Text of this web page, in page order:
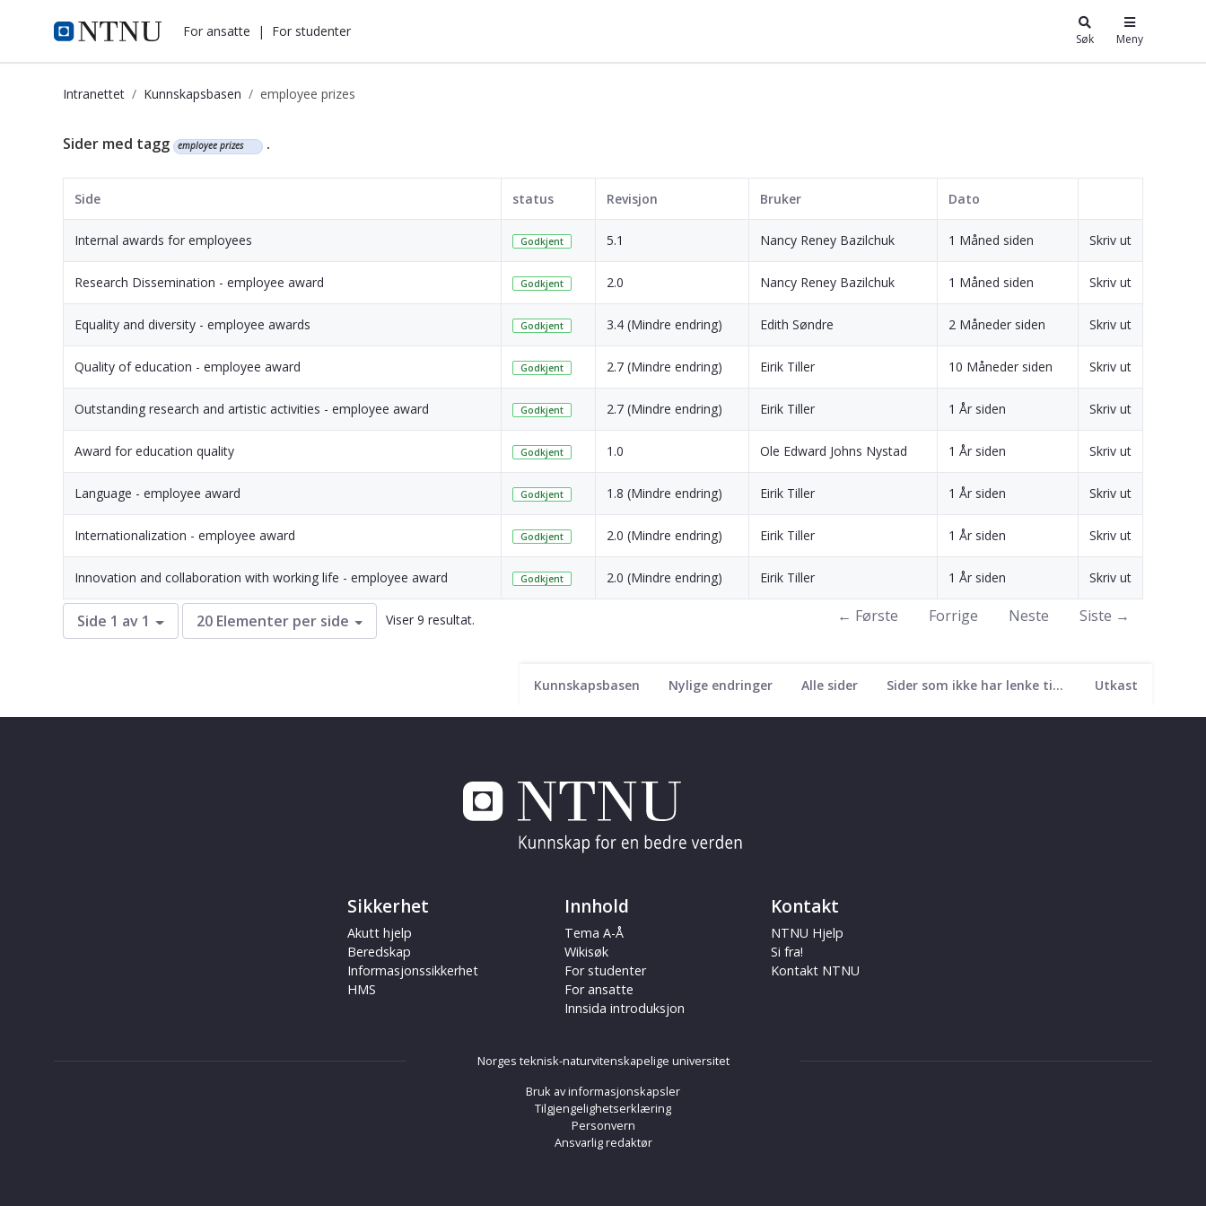
i.ntnu.no For ansatte | For studenter Søk Meny
Intranettet Kunnskapsbasen employee prizes
Kunnskapsbasen
Kunnskapsbasen Nylige endringer Alle sider Sider som ikke har lenke til seg Utkast
Sider med tagg employee prizes .
Side status Revisjon Bruker Dato
Internal awards for employees Godkjent 5.1 Nancy Reney Bazilchuk 1 Måned siden Skriv ut
Research Dissemination - employee award Godkjent 2.0 Nancy Reney Bazilchuk 1 Måned siden Skriv ut
Equality and diversity - employee awards Godkjent 3.4 (Mindre endring) Edith Søndre 2 Måneder siden Skriv ut
Quality of education - employee award Godkjent 2.7 (Mindre endring) Eirik Tiller 10 Måneder siden Skriv ut
Outstanding research and artistic activities - employee award Godkjent 2.7 (Mindre endring) Eirik Tiller 1 År siden Skriv ut
Award for education quality Godkjent 1.0 Ole Edward Johns Nystad 1 År siden Skriv ut
Language - employee award Godkjent 1.8 (Mindre endring) Eirik Tiller 1 År siden Skriv ut
Internationalization - employee award Godkjent 2.0 (Mindre endring) Eirik Tiller 1 År siden Skriv ut
Innovation and collaboration with working life - employee award Godkjent 2.0 (Mindre endring) Eirik Tiller 1 År siden Skriv ut
Side 1 av 1 20 Elementer per side Viser 9 resultat. ← Første Forrige Neste Siste →
Sikkerhet
Akutt hjelp
Beredskap
Informasjonssikkerhet
HMS
Innhold
Tema A-Å
Wikisøk
For studenter
For ansatte
Innsida introduksjon
Kontakt
NTNU Hjelp
Si fra!
Kontakt NTNU
Norges teknisk-naturvitenskapelige universitet
Bruk av informasjonskapsler
Tilgjengelighetserklæring
Personvern
Ansvarlig redaktør